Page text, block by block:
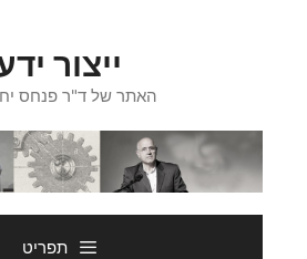
ייצור
האתר של ד"ר פנחס
תפריט